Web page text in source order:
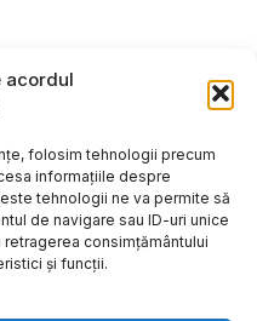
acordul
folosim tehnologii precum
informațiile despre
tehnologii ne va permite să
de navigare sau ID-uri unice
consimțământului
și funcții.